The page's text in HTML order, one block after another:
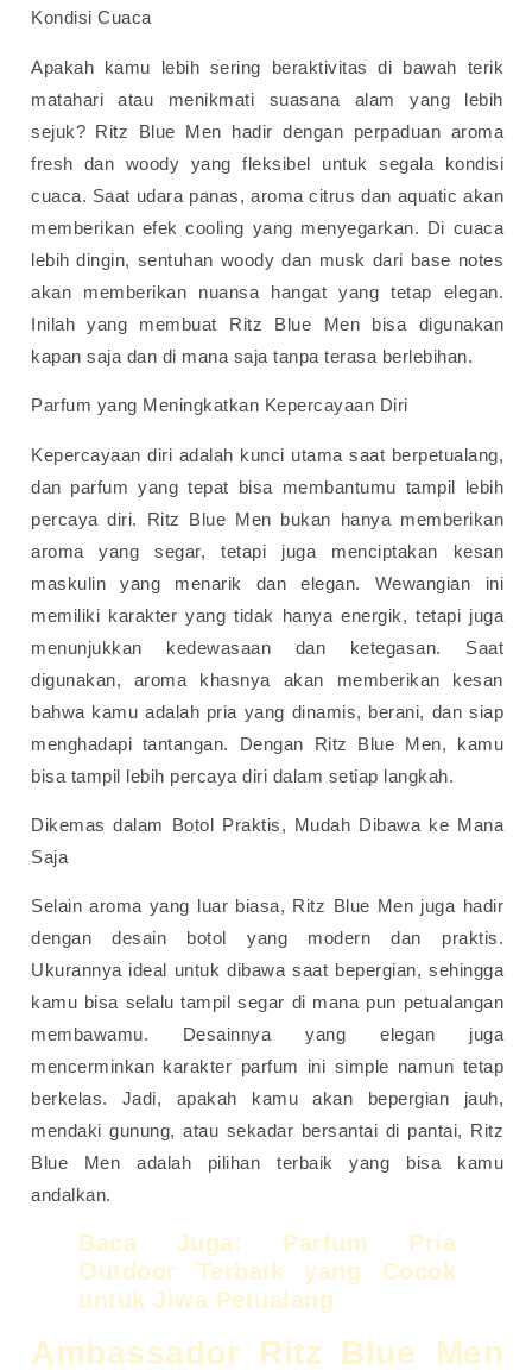
Kondisi Cuaca
Apakah kamu lebih sering beraktivitas di bawah terik
matahari atau menikmati suasana alam yang lebih
sejuk? Ritz Blue Men hadir dengan perpaduan aroma
fresh dan woody yang fleksibel untuk segala kondisi
cuaca. Saat udara panas, aroma citrus dan aquatic akan
memberikan efek cooling yang menyegarkan. Di cuaca
lebih dingin, sentuhan woody dan musk dari base notes
akan memberikan nuansa hangat yang tetap elegan.
Inilah yang membuat Ritz Blue Men bisa digunakan
kapan saja dan di mana saja tanpa terasa berlebihan.
Parfum yang Meningkatkan Kepercayaan Diri
Kepercayaan diri adalah kunci utama saat berpetualang,
dan parfum yang tepat bisa membantumu tampil lebih
percaya diri. Ritz Blue Men bukan hanya memberikan
aroma yang segar, tetapi juga menciptakan kesan
maskulin yang menarik dan elegan. Wewangian ini
memiliki karakter yang tidak hanya energik, tetapi juga
menunjukkan kedewasaan dan ketegasan. Saat
digunakan, aroma khasnya akan memberikan kesan
bahwa kamu adalah pria yang dinamis, berani, dan siap
menghadapi tantangan. Dengan Ritz Blue Men, kamu
bisa tampil lebih percaya diri dalam setiap langkah.
Dikemas dalam Botol Praktis, Mudah Dibawa ke Mana
Saja
Selain aroma yang luar biasa, Ritz Blue Men juga hadir
dengan desain botol yang modern dan praktis.
Ukurannya ideal untuk dibawa saat bepergian, sehingga
kamu bisa selalu tampil segar di mana pun petualangan
membawamu. Desainnya yang elegan juga
mencerminkan karakter parfum ini simple namun tetap
berkelas. Jadi, apakah kamu akan bepergian jauh,
mendaki gunung, atau sekadar bersantai di pantai, Ritz
Blue Men adalah pilihan terbaik yang bisa kamu
andalkan.
Baca Juga: Parfum Pria
Outdoor Terbaik yang Cocok
untuk Jiwa Petualang
Ambassador Ritz Blue Men